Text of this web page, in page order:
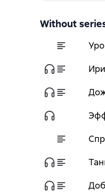
Without